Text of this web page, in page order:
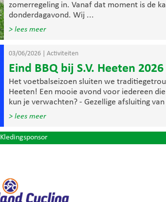
zomerregeling in. Vanaf dat moment is de
donderdagavond. Wij ...
> lees meer
03/06/2026| Activiteiten
Eind BBQ bij S.V. Heeten 2026
Het voetbalseizoen sluiten we
Heeten! Een mooie avond voor iedereen
kun je verwachten? - Gezellige afsluiting
> lees meer
Kledingsponsor